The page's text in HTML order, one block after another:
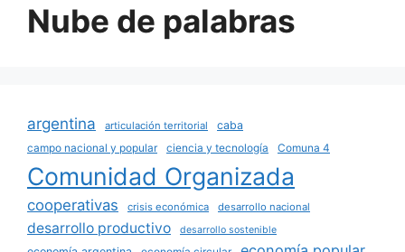
Nube de palabras
argentina articulación territorial
caba
campo nacional y popular
ciencia y tecnología Comuna 4
Comunidad Organizada
cooperativas crisis económica desarrollo nacional
desarrollo productivo desarrollo sostenible